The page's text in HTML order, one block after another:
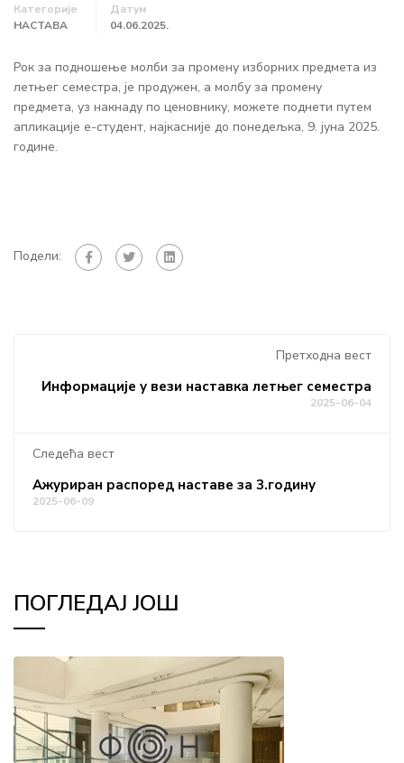
Категорије
НАСТАВА
Датум
04.06.2025.
Рок за подношење молби за промену изборних предмета из
летњег семестра, је продужен, а молбу за промену
предмета, уз накнаду по ценовнику, можете поднети путем
апликације е-студент, најкасније до понедељка, 9. јуна 2025.
године.
Подели:
Претходна вест
Информације у вези наставка летњег семестра
2025-06-04
Следећа вест
Ажуриран распоред наставе за 3.годину
2025-06-09
ПОГЛЕДАЈ ЈОШ